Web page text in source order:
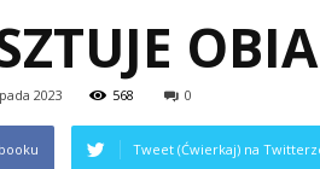
2023 568 0
Tweet (Ćwierkaj) na